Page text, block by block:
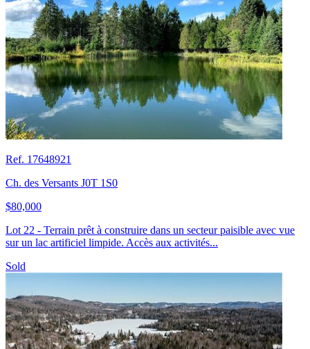
Ref. 17648921
Ch. des Versants J0T 1S0
$80,000
Lot 22 - Terrain prêt à construire dans un secteur paisible avec vue
sur un lac artificiel limpide. Accès aux activités...
Sold